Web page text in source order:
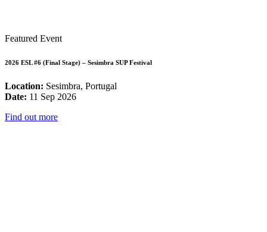
Featured Event
2026 ESL #6 (Final Stage) – Sesimbra SUP Festival
Location: Sesimbra, Portugal
Date: 11 Sep 2026
Find out more